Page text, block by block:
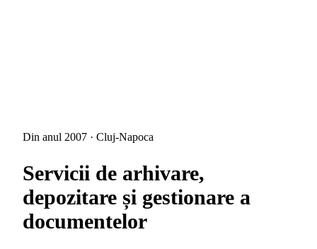
Din anul 2007 · Cluj-Napoca
Servicii de arhivare,
depozitare și gestionare a
documentelor